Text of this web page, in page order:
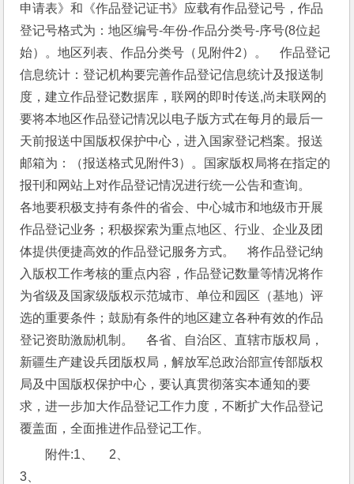
申请表》和《作品登记证书》应载有作品登记号，作品
登记号格式为：地区编号-年份-作品分类号-序号(8位起
始）。地区列表、作品分类号（见附件2）。    作品登记
信息统计：登记机构要完善作品登记信息统计及报送制
度，建立作品登记数据库，联网的即时传送,尚未联网的
要将本地区作品登记情况以电子版方式在每月的最后一
天前报送中国版权保护中心，进入国家登记档案。报送
邮箱为：
（报送格式见附件3）。国家版权局将在指定的
报刊和网站上对作品登记情况进行统一公告和查询。
各地要积极支持有条件的省会、中心城市和地级市开展
作品登记业务；积极探索为重点地区、行业、企业及团
体提供便捷高效的作品登记服务方式。    将作品登记纳
入版权工作考核的重点内容，作品登记数量等情况将作
为省级及国家级版权示范城市、单位和园区（基地）评
选的重要条件；鼓励有条件的地区建立各种有效的作品
登记资助激励机制。    各省、自治区、直辖市版权局，
新疆生产建设兵团版权局，解放军总政治部宣传部版权
局及中国版权保护中心，要认真贯彻落实本通知的要
求，进一步加大作品登记工作力度，不断扩大作品登记
覆盖面，全面推进作品登记工作。
附件:1、
2、
3、